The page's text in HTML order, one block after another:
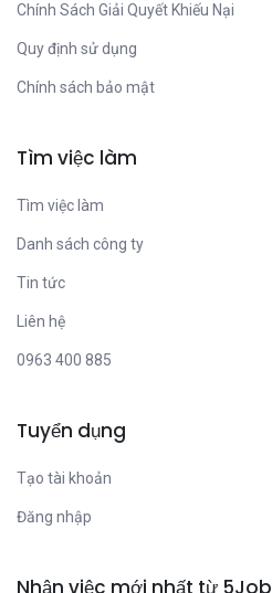
Chính Sách Giải Quyết Khiếu Nại
Quy định sử dụng
Chính sách bảo mật
Tìm việc làm
Tìm việc làm
Danh sách công ty
Tin tức
Liên hệ
0963 400 885
Tuyển dụng
Tạo tài khoản
Đăng nhập